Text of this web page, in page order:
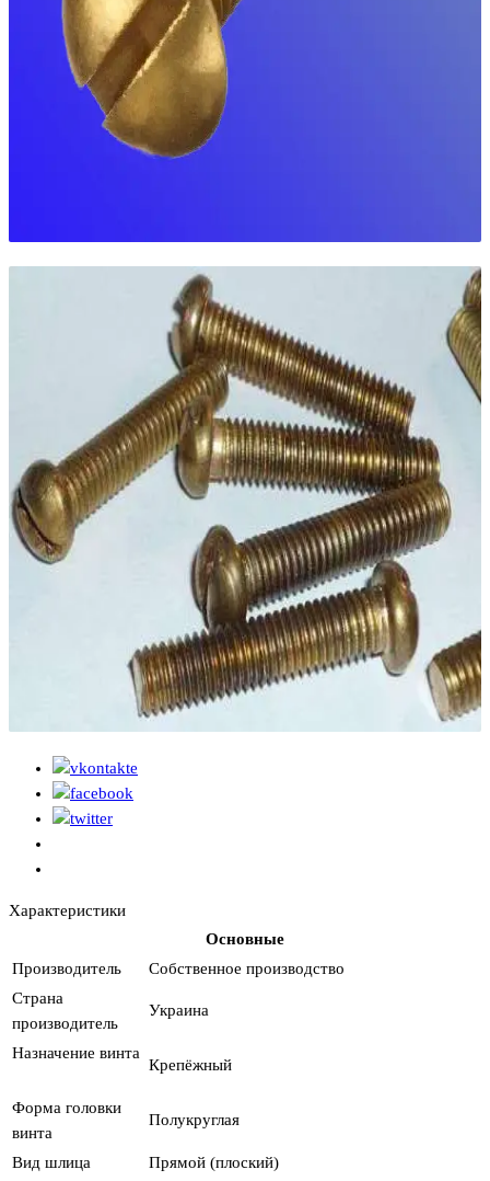
Характеристики
Основные
Производитель
Собственное производство
Страна
производитель
Украина
Назначение винта
Крепёжный
Форма головки
винта
Полукруглая
Вид шлица
Прямой (плоский)